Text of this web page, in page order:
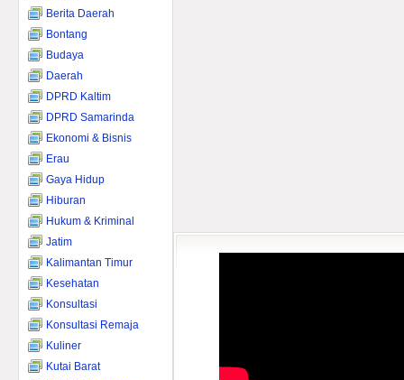
Berita Daerah
Bontang
Budaya
Daerah
DPRD Kaltim
DPRD Samarinda
Ekonomi & Bisnis
Erau
Gaya Hidup
Hiburan
Hukum & Kriminal
Jatim
Kalimantan Timur
Kesehatan
Konsultasi
Konsultasi Remaja
Kuliner
Kutai Barat